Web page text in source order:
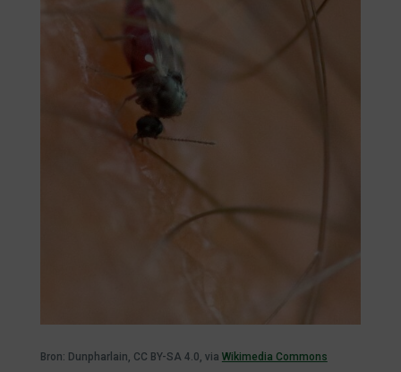
Bron: Dunpharlain, CC BY-SA 4.0, via Wikimedia Commons